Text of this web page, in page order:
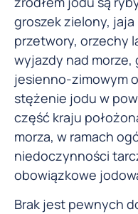
groszek zielony,
przetwory, orzechy
wyjazdy nad morze,
jesienno-zimowym
stężenie jodu w
część kraju
morza, w ramach
niedoczynności
obowiązkowe
Brak jest pewnych